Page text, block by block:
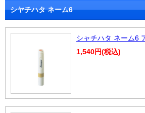
シヤチハタ ネーム6
シャチハタ ネーム6
1,540円(税込)